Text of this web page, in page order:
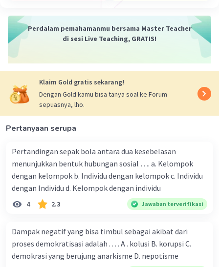
100.000 jiwa dan luas wilayahnya adalah 100 km².
Maka, kepadatan penduduk wilayah tersebut
Jadi, kepadatan penduduk wilayah tersebut
adalah 1.000 jiwa/km².
Kepadatan penduduk dapat digunakan untuk
mengetahui persebaran penduduk di suatu
wilayah. Semakin tinggi kepadatan penduduk
wilayah tersebut.
Kepadatan penduduk juga dapat digunakan untuk
menganalisis berbagai aspek kehidupan
masyarakat, seperti ekonomi, sosial, dan budaya.
Beri Rating Balas
Perdalam pemahamanmu bersama Master Teacher
di sesi Live Teaching, GRATIS!
Klaim Gold gratis sekarang!
Dengan Gold kamu bisa tanya soal ke Forum
sepuasnya, lho.
Pertanyaan serupa
Pertandingan sepak bola antara dua kesebelasan
menunjukkan bentuk hubungan sosial …. a. Kelompok
dengan kelompok b. Individu dengan kelompok c. Individu
dengan Individu d. Kelompok dengan individu
4 2.3 Jawaban terverifikasi
Dampak negatif yang bisa timbul sebagai akibat dari
proses demokratisasi adalah . . . . A . kolusi B. korupsi C.
demokrasi yang berujung anarkisme D. nepotisme